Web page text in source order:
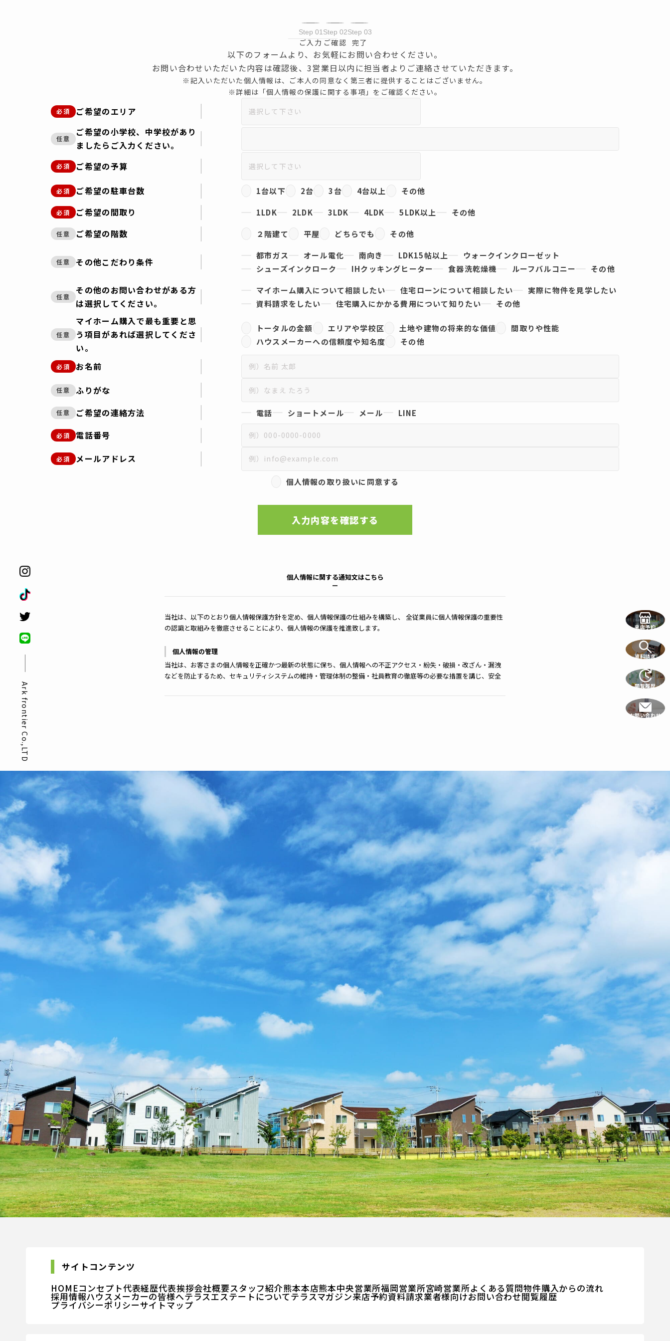
Ark frontier Co.,LTD
来店予約
資料請求
閲覧履歴
お問い合わせ
Step 01
ご入力
Step 02
ご確認
Step 03
完了
以下のフォームより、 お気軽にお問い合わせください。
お問い合わせいただいた内容は確認後、3営業日以内に担当者より ご連絡させていただきます。
※記入いただいた個人情報は、ご本人の同意なく 第三者に提供することはございません。
※詳細は「個人情報の保護に関する事項」を ご確認ください。
必須 ご希望のエリア
任意
ご希望の小学校、中学校があり
ましたらご入力ください。
必須 ご希望の予算
必須 ご希望の駐車台数 1台以下 2台 3台 4台以上 その他
必須 ご希望の間取り 1LDK 2LDK 3LDK 4LDK 5LDK以上 その他
任意 ご希望の階数 ２階建て 平屋 どちらでも その他
任意 その他こだわり条件
都市ガス オール電化 南向き LDK15帖以上
ウォークインクローゼット
シューズインクローク
IHクッキングヒーター 食器洗乾燥機 ルーフバルコニー その他
任意
その他のお問い合わせがある方
は選択してください。
マイホーム購入について相談したい 住宅ローンについて相談したい
実際に物件を見学したい
資料請求をしたい
住宅購入にかかる費用について知りたい その他
任意
マイホーム購入で最も重要と思
う項目があれば選択してくださ
い。
トータルの金額 エリアや学校区 土地や建物の将来的な価値
間取りや性能
ハウスメーカーへの信頼度や知名度
その他
必須 お名前
任意 ふりがな
任意 ご希望の連絡方法 電話 ショートメール メール LINE
必須 電話番号
必須 メールアドレス
個人情報の取り扱いに同意する
入力内容を確認する
個人情報に関する通知文はこちら
当社は、以下のとおり個人情報保護方針を定め、個人情報保護の仕組みを構築し、 全従業員に個人情報保護の重要性
の認識と取組みを徹底させることにより、個人情報の保護を推進致します。
個人情報の管理
当社は、お客さまの個人情報を正確かつ最新の状態に保ち、個人情報への不正アクセス・紛失・破損・改ざん・漏洩
などを防止するため、セキュリティシステムの維持・管理体制の整備・社員教育の徹底等の必要な措置を講じ、安全
当社は、お客さまよりお預かりした個人情報を適切に管理し、次のいずれかに該当する場合を除き、個人情報を第三
者に開示いたしません。 お客さまの同意がある場合 お客さまが希望されるサービスを行なうために当社が業務を委託
する業者に対して開示する場合 法令に基づき開示することが必要である場合
個人情報の安全対策
当社は、個人情報の正確性及び安全性確保のために、セキュリティに万全の対策を講じています。
お客さまがご本人の個人情報の照会・修正・削除などをご希望される場合には、ご本人であることを確認の上、対応
させていただきます。
法令、規範の遵守と見直し
当社は、保有する個人情報に関して適用される日本の法令、その他規範を遵守するとともに、本ポリシーの内容を適
宜見直し、その改善に努めます。
サイトコンテンツ
HOMEコンセプト代表経歴代表挨拶会社概要スタッフ紹介熊本本店熊本中央営業所福岡営業所宮崎営業所よくある質問物件購入からの流れ
採用情報ハウスメーカーの皆様へテラスエステートについてテラスマガジン来店予約資料請求業者様向けお問い合わせ閲覧履歴
プライバシーポリシーサイトマップ